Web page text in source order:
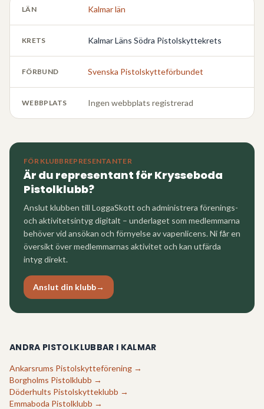
LÄN Kalmar län
KRETS Kalmar Läns Södra Pistolskyttekrets
FÖRBUND Svenska Pistolskytteförbundet
WEBBPLATS Ingen webbplats registrerad
FÖR KLUBBREPRESENTANTER
Är du representant för Krysseboda
Pistolklubb?
Anslut klubben till LoggaSkott och administrera förenings-
och aktivitetsintyg digitalt – underlaget som medlemmarna
behöver vid ansökan och förnyelse av vapenlicens. Ni får en
översikt över medlemmarnas aktivitet och kan utfärda
intyg direkt.
Anslut din klubb→
ANDRA PISTOLKLUBBAR I KALMAR
Ankarsrums Pistolskytteförening →
Borgholms Pistolklubb →
Döderhults Pistolskytteklubb →
Emmaboda Pistolklubb →